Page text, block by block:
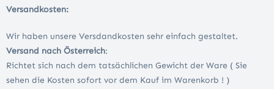
Versandkosten:
Wir haben unsere Versdandkosten sehr einfach gestaltet.
Versand nach Österreich:
Richtet sich nach dem tatsächlichen Gewicht der Ware ( Sie
sehen die Kosten sofort vor dem Kauf im Warenkorb ! )